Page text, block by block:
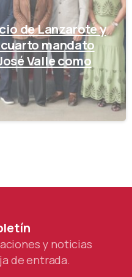
de Lanzarote y
mandato
Valle como
y noticias
de entrada.